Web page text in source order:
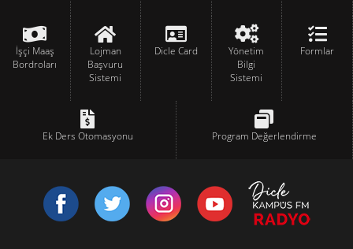
İşçi Maaş
Bordroları
Lojman
Başvuru
Sistemi
Dicle Card
Yönetim
Bilgi
Sistemi
Formlar
Ek Ders Otomasyonu Program Değerlendirme